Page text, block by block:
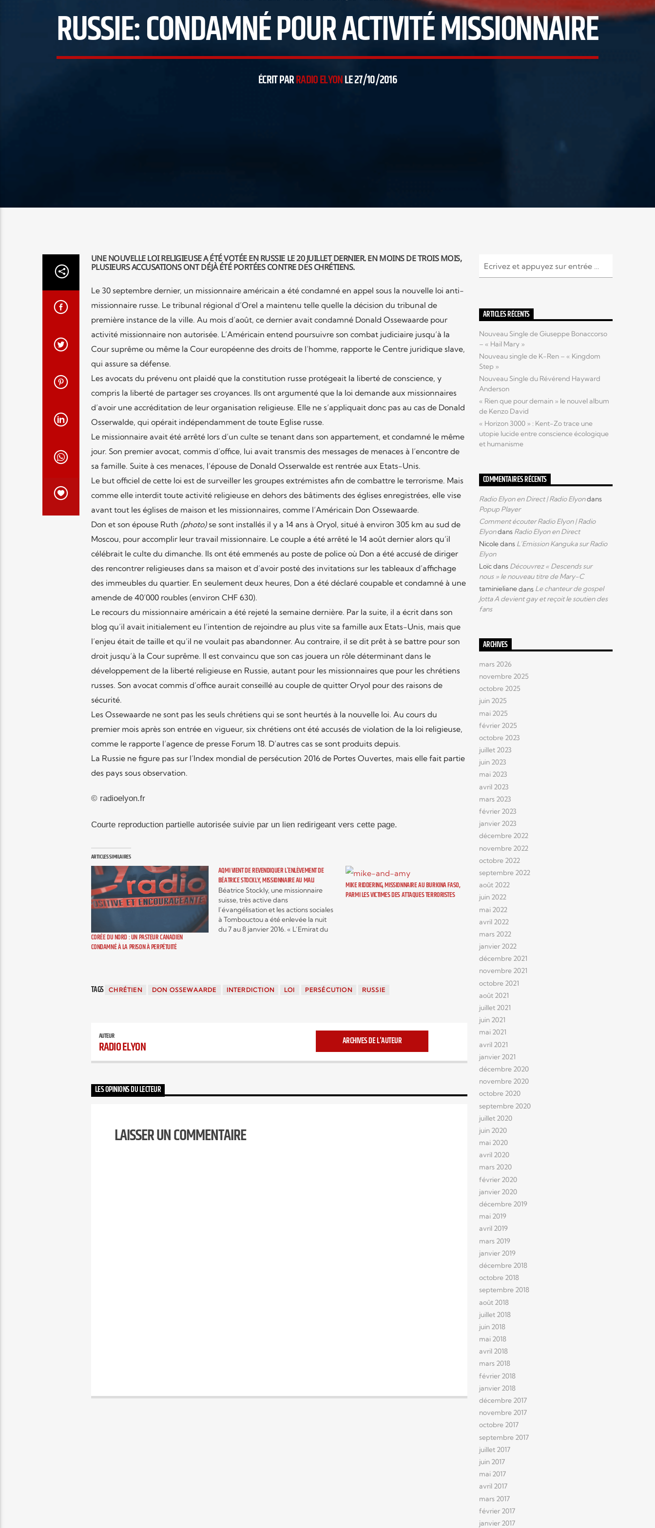
RUSSIE: CONDAMNÉ POUR ACTIVITÉ MISSIONNAIRE
ÉCRIT PARRADIO ELYONLE 27/10/2016
UNE NOUVELLE LOI RELIGIEUSE A ÉTÉ VOTÉE EN RUSSIE LE 20 JUILLET DERNIER. EN MOINS DE TROIS MOIS,
PLUSIEURS ACCUSATIONS ONT DÉJÀ ÉTÉ PORTÉES CONTRE DESCHRÉTIENS.
Le 30 septembre dernier, un missionnaire américain a été condamné en appel sous la nouvelle loi anti-
missionnaire russe. Le tribunal régional d’Orel a maintenu telle quelle la décision du tribunal de
première instance de la ville. Au mois d’août, ce dernier avait condamné Donald Ossewaarde pour
activité missionnaire non autorisée. L’Américain entend poursuivre son combat judiciaire jusqu’à la
Cour suprême ou même la Cour européenne des droits de l’homme, rapporte le Centre juridique slave,
qui assure sa défense.
Les avocats du prévenu ont plaidé que la constitution russe protégeait la liberté de conscience, y
compris la liberté de partager ses croyances. Ils ont argumenté que la loi demande aux missionnaires
d’avoir une accréditation de leur organisation religieuse. Elle ne s’appliquait donc pas au cas de Donald
Osserwalde, qui opérait indépendamment de toute Eglise russe.
Le missionnaire avait été arrêté lors d’un culte se tenant dans son appartement, et condamné le même
jour. Son premier avocat, commis d’office, lui avait transmis des messages de menaces à l’encontre de
sa famille. Suite à ces menaces, l’épouse de Donald Osserwalde est rentrée aux Etats-Unis.
Le but officiel de cette loi est de surveiller les groupes extrémistes afin de combattre le terrorisme. Mais
comme elle interdit toute activité religieuse en dehors des bâtiments des églises enregistrées, elle vise
avant tout les églises de maison et les missionnaires, comme l’Américain Don Ossewaarde.
Don et son épouse Ruth (photo)se sont installés il y a 14 ans à Oryol, situé à environ 305 km au sud de
Moscou, pour accomplir leur travail missionnaire. Le couple a été arrêté le 14 août dernier alors qu’il
célébrait le culte du dimanche. Ils ont été emmenés au poste de police où Don a été accusé de diriger
des rencontrer religieuses dans sa maison et d’avoir posté des invitations sur les tableaux d’affichage
des immeubles du quartier. En seulement deux heures, Don a été déclaré coupable et condamné à une
amende de 40’000 roubles (environ CHF 630).
Le recours du missionnaire américain a été rejeté la semaine dernière. Par la suite, il a écrit dans son
blog qu’il avait initialement eu l’intention de rejoindre au plus vite sa famille aux Etats-Unis, mais que
l’enjeu était de taille et qu’il ne voulait pas abandonner. Au contraire, il se dit prêt à se battre pour son
droit jusqu’à la Cour suprême. Il est convaincu que son cas jouera un rôle déterminant dans le
développement de la liberté religieuse en Russie, autant pour les missionnaires que pour les chrétiens
russes. Son avocat commis d’office aurait conseillé au couple de quitter Oryol pour des raisons de
sécurité.
Les Ossewaarde ne sont pas les seuls chrétiens qui se sont heurtés à la nouvelle loi. Au cours du
premier mois après son entrée en vigueur, six chrétiens ont été accusés de violation de la loi religieuse,
comme le rapporte l’agence de presse Forum 18. D’autres cas se sont produits depuis.
La Russie ne figure pas sur l’Index mondial de persécution 2016 de Portes Ouvertes, mais elle fait partie
des pays sous observation.
© radioelyon.fr
Courte reproduction partielle autorisée suivie par un lien redirigeant vers cette page.
ARTICLES SIMILAIRES
CORÉE DU NORD : UN PASTEUR CANADIEN
CONDAMNÉ À LA PRISON À PERPÉTUITÉ
AQMI VIENT DE REVENDIQUER L’ENLÈVEMENT DE
BÉATRICE STOCKLY, MISSIONNAIRE AU MALI
Béatrice Stockly, une missionnaire
suisse, très active dans
l’évangélisation et les actions sociales
à Tombouctou a été enlevée la nuit
du 7 au 8 janvier 2016. « L’Emirat du
MIKE RIDDERING, MISSIONNAIRE AU BURKINA FASO,
PARMI LES VICTIMES DES ATTAQUES TERRORISTES
TAGS CHRÉTIEN DON OSSEWAARDE INTERDICTION LOI PERSÉCUTION RUSSIE
AUTEUR
RADIO ELYON ARCHIVES DE L'AUTEUR
LES OPINIONS DU LECTEUR
LAISSER UN COMMENTAIRE
ARTICLES RÉCENTS
Nouveau Single de Giuseppe Bonaccorso
– « Hail Mary »
Nouveau single de K-Ren – « Kingdom
Step »
Nouveau Single du Révérend Hayward
Anderson
« Rien que pour demain » le nouvel album
de Kenzo David
« Horizon 3000 » : Kent-Zo trace une
utopie lucide entre conscience écologique
et humanisme
COMMENTAIRES RÉCENTS
Radio Elyon en Direct | Radio Elyondans
Popup Player
Comment écouter Radio Elyon | Radio
Elyondans Radio Elyon en Direct
Nicoledans L’Emission Kanguka sur Radio
Elyon
Loïcdans Découvrez « Descends sur
nous » le nouveau titre de Mary-C
taminielianedans Le chanteur de gospel
Jotta A devient gay et reçoit le soutien des
fans
ARCHIVES
mars 2026
novembre 2025
octobre 2025
juin 2025
mai 2025
février 2025
octobre 2023
juillet 2023
juin 2023
mai 2023
avril 2023
mars 2023
février 2023
janvier 2023
décembre 2022
novembre 2022
octobre 2022
septembre 2022
août 2022
juin 2022
mai 2022
avril 2022
mars 2022
janvier 2022
décembre 2021
novembre 2021
octobre 2021
août 2021
juillet 2021
juin 2021
mai 2021
avril 2021
janvier 2021
décembre 2020
novembre 2020
octobre 2020
septembre 2020
juillet 2020
juin 2020
mai 2020
avril 2020
mars 2020
février 2020
janvier 2020
décembre 2019
mai 2019
avril 2019
mars 2019
janvier 2019
décembre 2018
octobre 2018
septembre 2018
août 2018
juillet 2018
juin 2018
mai 2018
avril 2018
mars 2018
février 2018
janvier 2018
décembre 2017
novembre 2017
octobre 2017
septembre 2017
juillet 2017
juin 2017
mai 2017
avril 2017
mars 2017
février 2017
janvier 2017